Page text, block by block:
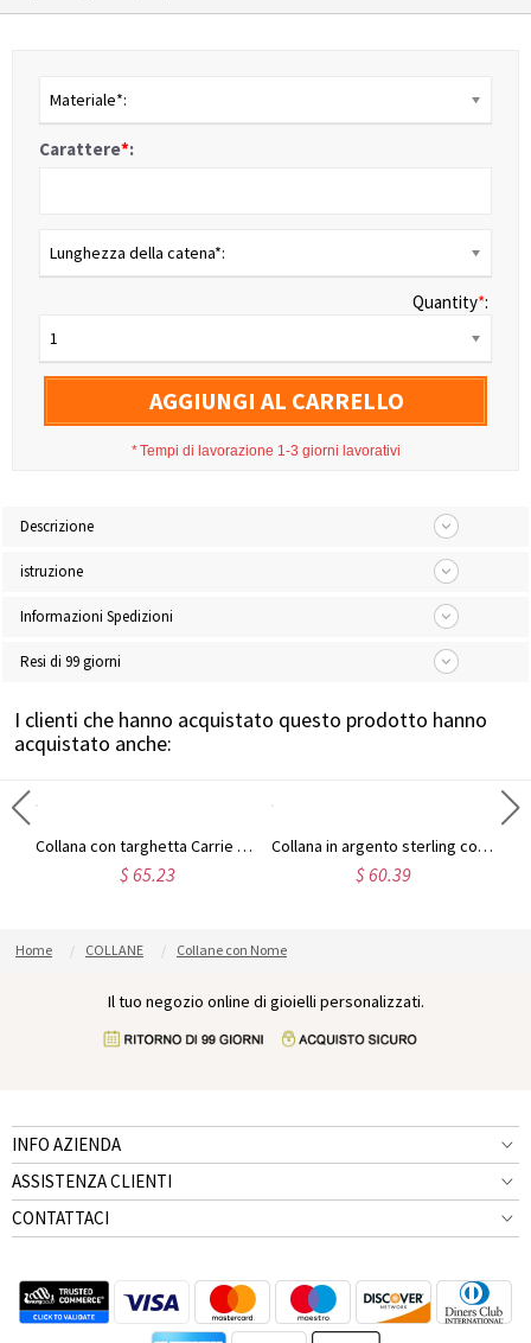
Materiale*:
Carattere*:
Lunghezza della catena*:
Quantity*:
1
AGGIUNGI AL CARRELLO
*Tempi di lavorazione 1-3 giorni lavorativi
Descrizione
istruzione
Informazioni Spedizioni
Resi di 99 giorni
I clienti che hanno acquistato questo prodotto hanno
acquistato anche:
Collana con targhetta Carrie e pietra portafortuna placcata oro 18 carati
$ 65.23
Collana in argento sterling con nome Carrie e pietra portafortuna, regalo per donne, mogli, mamme, fidanzate, figlie, amiche
$ 60.39
Home COLLANE Collane con Nome
Il tuo negozio online di gioielli personalizzati.
INFO AZIENDA
ASSISTENZA CLIENTI
CONTATTACI